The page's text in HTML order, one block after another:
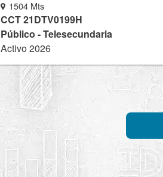
1504 Mts
CCT 21DTV0199H
Público - Telesecundaria
Activo 2026